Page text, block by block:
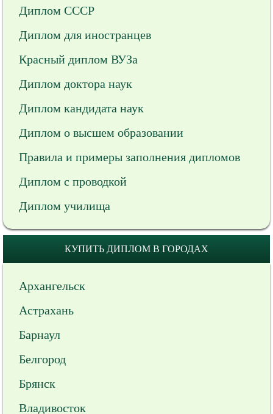
Диплом СССР
Диплом для иностранцев
Красный диплом ВУЗа
Диплом доктора наук
Диплом кандидата наук
Диплом о высшем образовании
Правила и примеры заполнения дипломов
Диплом с проводкой
Диплом училища
КУПИТЬ ДИПЛОМ В ГОРОДАХ
Архангельск
Астрахань
Барнаул
Белгород
Брянск
Владивосток